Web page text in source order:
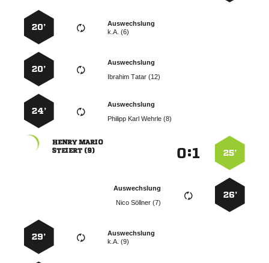
Auswechslung
k.A. (6)
20’
Auswechslung
  
20’
Auswechslung
   
24’
25’
:
 
 
26’
Auswechslung
  
Auswechslung
k.A. (9)
29’